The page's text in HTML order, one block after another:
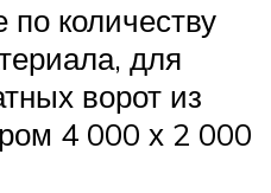
количеству
для
ворот из
4 000 х 2 000